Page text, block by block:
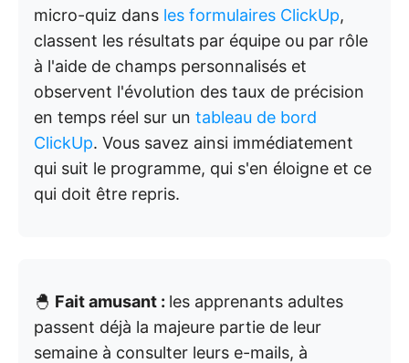
micro-quiz dans les formulaires ClickUp,
classent les résultats par équipe ou par rôle
à l'aide de champs personnalisés et
observent l'évolution des taux de précision
en temps réel sur un tableau de bord
ClickUp. Vous savez ainsi immédiatement
qui suit le programme, qui s'en éloigne et ce
qui doit être repris.
🐣 Fait amusant : les apprenants adultes
passent déjà la majeure partie de leur
semaine à consulter leurs e-mails, à